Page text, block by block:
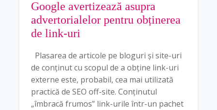
Google avertizează asupra
advertorialelor pentru obținerea
de link-uri
Plasarea de articole pe bloguri și site-uri
de conținut cu scopul de a obține link-uri
externe este, probabil, cea mai utilizată
practică de SEO off-site. Conținutul
„îmbracă frumos” link-urile într-un pachet